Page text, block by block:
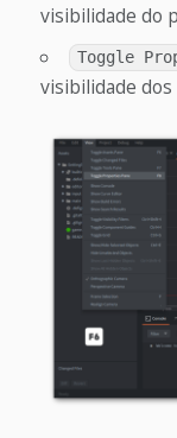
visibilidade do
Toggle
visibilidade